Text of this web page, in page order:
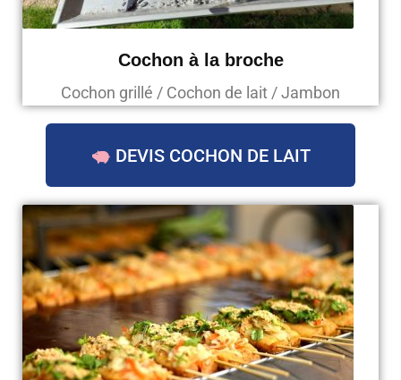
Cochon à la broche
Cochon grillé / Cochon de lait / Jambon
DEVIS COCHON DE LAIT